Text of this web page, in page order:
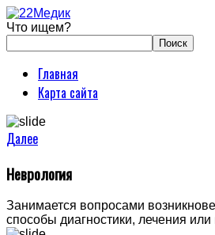
Что ищем?
Главная
Карта сайта
Далее
Неврология
Занимается вопросами
способы диагностики, лечения